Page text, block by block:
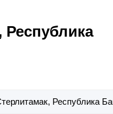
Республика